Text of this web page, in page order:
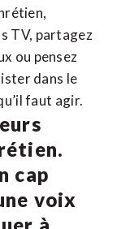
TV, partagez
ou pensez
dans le
faut agir.
cap
voix